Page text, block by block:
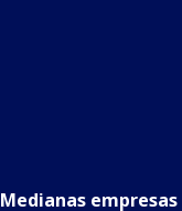
Medianas empresas